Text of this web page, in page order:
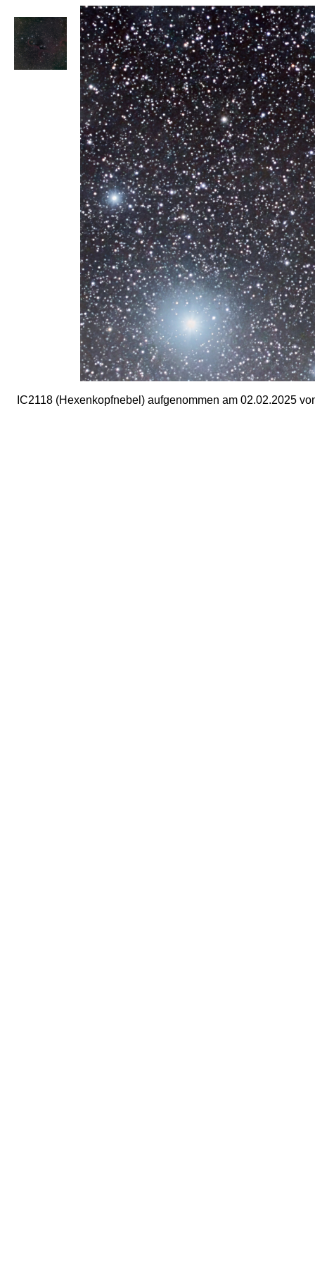
IC2118 (Hexenkopfnebel) aufgenommen am 02.02.2025